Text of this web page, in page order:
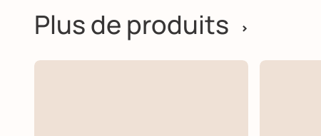
Plus de produits >